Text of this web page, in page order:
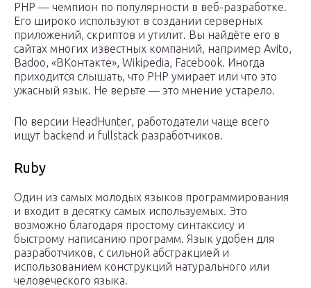
PHP — чемпион по популярности в веб-разработке.
Его широко используют в создании серверных
приложений, скриптов и утилит. Вы найдёте его в
сайтах многих известных компаний, например Avito,
Badoo, «ВКонтакте», Wikipedia, Facebook. Иногда
приходится слышать, что PHP умирает или что это
ужасный язык. Не верьте — это мнение устарело.
По версии HeadHunter, работодатели чаще всего
ищут backend и fullstack разработчиков.
Ruby
Один из самых молодых языков программирования
и входит в десятку самых используемых. Это
возможно благодаря простому синтаксису и
быстрому написанию программ. Язык удобен для
разработчиков, с сильной абстракцией и
использованием конструкций натурального или
человеческого языка.